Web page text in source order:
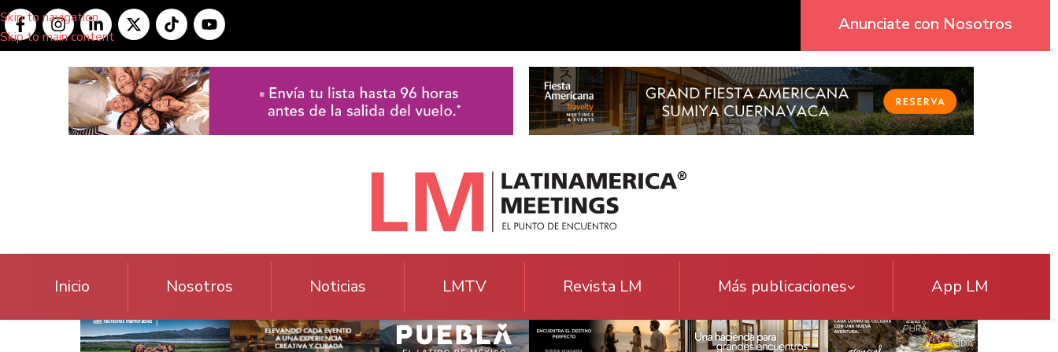
Skip to navigation
Skip to main content
Anunciate con Nosotros
Inicio Nosotros Noticias LMTV Revista LM Más publicaciones App LM